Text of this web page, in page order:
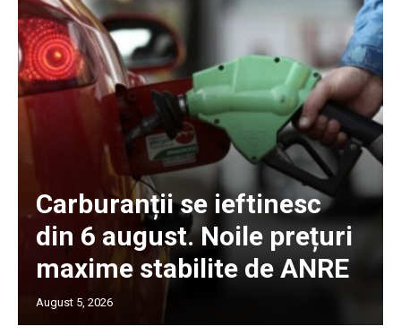
Carburanții se ieftinesc
din 6 august. Noile prețuri
maxime stabilite de ANRE
August 5, 2026